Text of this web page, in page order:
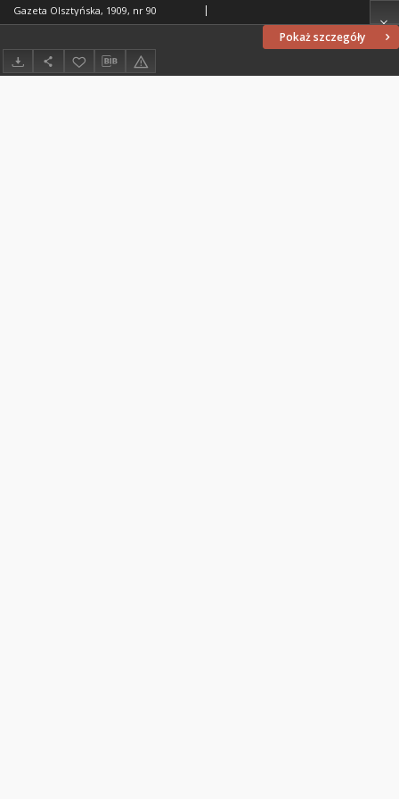
Pokaż szczegóły
Gazeta Olsztyńska, 1909, nr 90